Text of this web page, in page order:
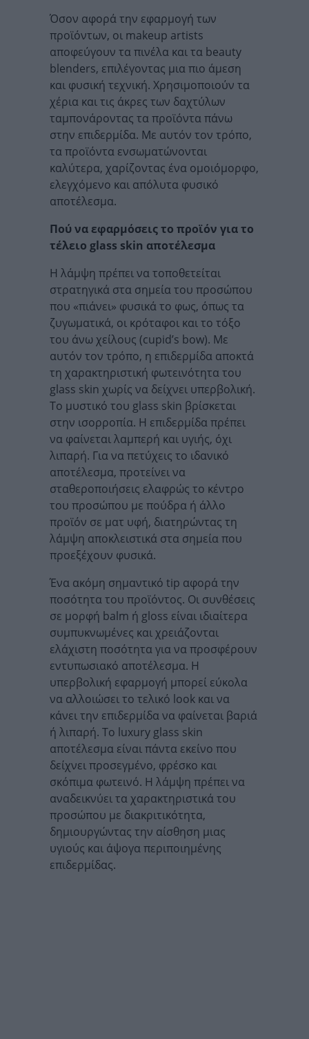
Όσον αφορά την εφαρμογή των
προϊόντων, οι makeup artists
αποφεύγουν τα πινέλα και τα beauty
blenders, επιλέγοντας μια πιο άμεση
και φυσική τεχνική. Χρησιμοποιούν τα
χέρια και τις άκρες των δαχτύλων
ταμπονάροντας τα προϊόντα πάνω
στην επιδερμίδα. Με αυτόν τον τρόπο,
τα προϊόντα ενσωματώνονται
καλύτερα, χαρίζοντας ένα ομοιόμορφο,
ελεγχόμενο και απόλυτα φυσικό
αποτέλεσμα.
Πού να εφαρμόσεις το προϊόν για το
τέλειο glass skin αποτέλεσμα
Η λάμψη πρέπει να τοποθετείται
στρατηγικά στα σημεία του προσώπου
που «πιάνει» φυσικά το φως, όπως τα
ζυγωματικά, οι κρόταφοι και το τόξο
του άνω χείλους (cupid’s bow). Με
αυτόν τον τρόπο, η επιδερμίδα αποκτά
τη χαρακτηριστική φωτεινότητα του
glass skin χωρίς να δείχνει υπερβολική.
Το μυστικό του glass skin βρίσκεται
στην ισορροπία. Η επιδερμίδα πρέπει
να φαίνεται λαμπερή και υγιής, όχι
λιπαρή. Για να πετύχεις το ιδανικό
αποτέλεσμα, προτείνει να
σταθεροποιήσεις ελαφρώς το κέντρο
του προσώπου με πούδρα ή άλλο
προϊόν σε ματ υφή, διατηρώντας τη
λάμψη αποκλειστικά στα σημεία που
προεξέχουν φυσικά.
Ένα ακόμη σημαντικό tip αφορά την
ποσότητα του προϊόντος. Οι συνθέσεις
σε μορφή balm ή gloss είναι ιδιαίτερα
συμπυκνωμένες και χρειάζονται
ελάχιστη ποσότητα για να προσφέρουν
εντυπωσιακό αποτέλεσμα. Η
υπερβολική εφαρμογή μπορεί εύκολα
να αλλοιώσει το τελικό look και να
κάνει την επιδερμίδα να φαίνεται βαριά
ή λιπαρή. Το luxury glass skin
αποτέλεσμα είναι πάντα εκείνο που
δείχνει προσεγμένο, φρέσκο και
σκόπιμα φωτεινό. Η λάμψη πρέπει να
αναδεικνύει τα χαρακτηριστικά του
προσώπου με διακριτικότητα,
δημιουργώντας την αίσθηση μιας
υγιούς και άψογα περιποιημένης
επιδερμίδας.